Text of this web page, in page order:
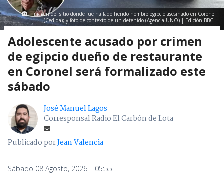
Imagen del sitio donde fue hallado herido hombre egipcio asesinado en Coronel
(Cedida); y foto de contexto de un detenido (Agencia UNO) | Edición BBCL
Adolescente acusado por crimen
de egipcio dueño de restaurante
en Coronel será formalizado este
sábado
José Manuel Lagos
Corresponsal Radio El Carbón de Lota
Publicado porJean Valencia
Sábado 08 Agosto, 2026 | 05:55